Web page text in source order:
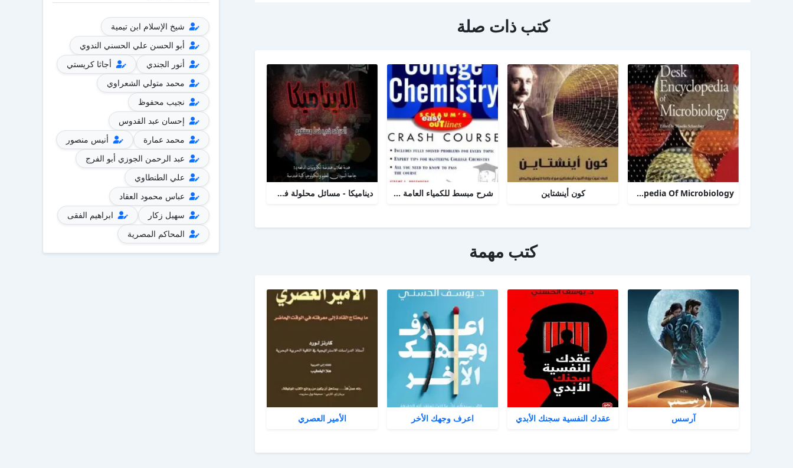
كتب ذات صلة
TheDesk Encyclopedia Of Microbiology كون أينشتاين شرح مبسط للكمياء العامة college chemistry ديناميكا - مسائل محلولة في الحركة الخطية
كتب مهمة
آرسس عقدك النفسية سجنك الأبدي اعرف وجهك الأخر الأمير العصري
شيخ الإسلام ابن تيمية
أبو الحسن علي الحسني الندوي
أنور الجندي
أجاثا كريستي
محمد متولي الشعراوي
نجيب محفوظ
إحسان عبد القدوس
محمد عمارة
أنيس منصور
عبد الرحمن الجوزي أبو الفرج
علي الطنطاوي
عباس محمود العقاد
سهيل زكار
ابراهيم الفقى
المحاكم المصرية